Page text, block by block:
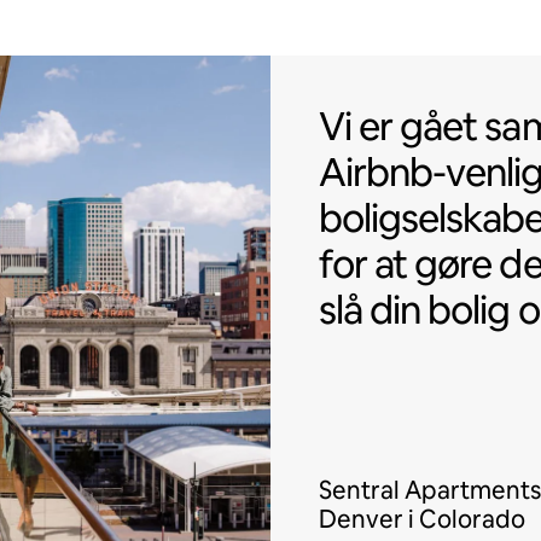
Vi er gået
Vi er gået
Airbnb-
for at gøre
slå din bolig
Sentral Apartments
Denver i Colorado